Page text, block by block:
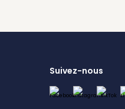
Suivez-nous